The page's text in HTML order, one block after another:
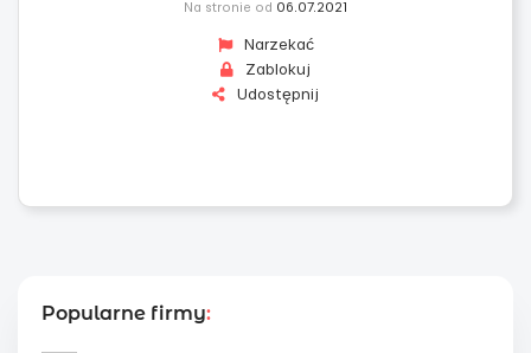
Na stronie od 06.07.2021
Narzekać
Zablokuj
Udostępnij
Popularne firmy: